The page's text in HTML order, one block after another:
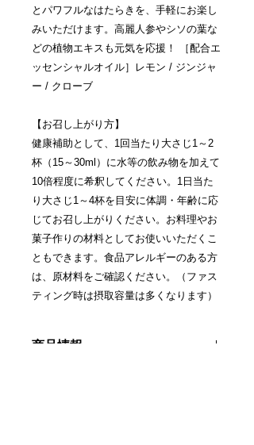
とパワフルなはたらきを、手軽にお楽し
みいただけます。高麗人参やシソの葉な
どの植物エキスも元気を応援！ ［配合エ
ッセンシャルオイル］レモン / ジンジャ
ー / クローブ
【お召し上がり方】
健康補助として、1回当たり大さじ1～2
杯（15～30ml）に水等の飲み物を加えて
10倍程度に希釈してください。1日当た
り大さじ1～4杯を目安に体調・年齢に応
じてお召し上がりください。お料理やお
菓子作りの材料としてお使いいただくこ
ともできます。食品アレルギーのある方
は、原材料をご確認ください。（ファス
ティング時は摂取容量は多くなります）
商品情報